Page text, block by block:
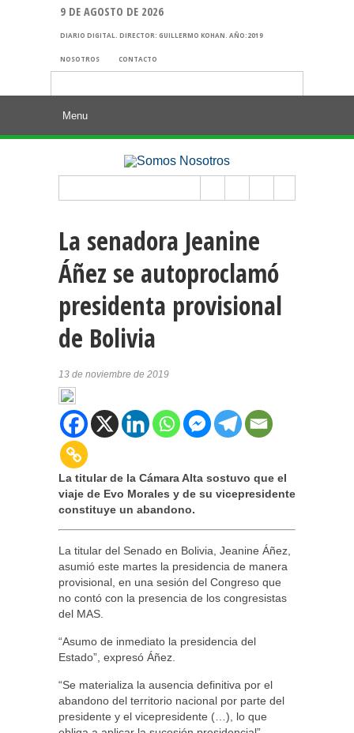
9 DE AGOSTO DE 2026
DIARIO DIGITAL. DIRECTOR: GUILLERMO KOHAN. AÑO:2019
NOSOTROS CONTACTO
La senadora Jeanine
Áñez se autoproclamó
presidenta provisional
de Bolivia
13 de noviembre de 2019
La titular de la Cámara Alta sostuvo que el
viaje de Evo Morales y de su vicepresidente
constituye un abandono.
La titular del Senado en Bolivia, Jeanine Áñez,
asumió este martes la presidencia de manera
provisional, en una sesión del Congreso que
no contó con la presencia de los congresistas
del MAS.
“Asumo de inmediato la presidencia del
Estado”, expresó Áñez.
“Se materializa la ausencia definitiva por el
abandono del territorio nacional por parte del
presidente y el vicepresidente (…), lo que